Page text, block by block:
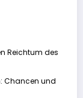
Reichtum des
Chancen und